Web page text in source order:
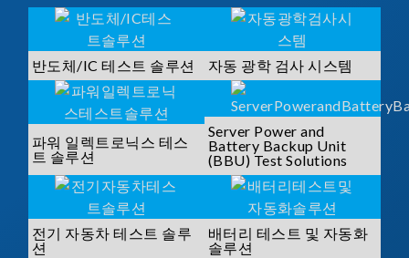
반도체/IC 테스트 솔루션 자동 광학 검사 시스템
파워 일렉트로닉스 테스
트 솔루션
Server Power and
Battery Backup Unit
(BBU) Test Solutions
전기 자동차 테스트 솔루
션
배터리 테스트 및 자동화
솔루션